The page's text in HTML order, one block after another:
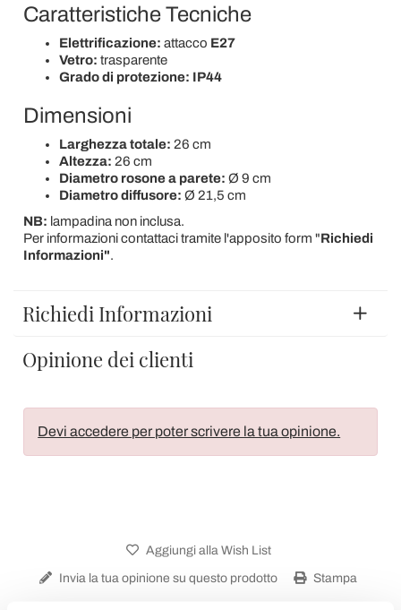
Caratteristiche Tecniche
Elettrificazione: attacco E27
Vetro: trasparente
Grado di protezione: IP44
Dimensioni
Larghezza totale: 26 cm
Altezza: 26 cm
Diametro rosone a parete: Ø 9 cm
Diametro diffusore: Ø 21,5 cm
NB: lampadina non inclusa.
Per informazioni contattaci tramite l'apposito form "Richiedi
Informazioni".
Richiedi Informazioni
Opinione dei clienti
Devi accedere per poter scrivere la tua opinione.
Aggiungi alla Wish List
Invia la tua opinione su questo prodotto Stampa